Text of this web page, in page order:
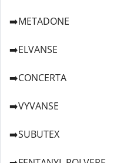
➡️METADONE
➡️ELVANSE
➡️CONCERTA
➡️VYVANSE
➡️SUBUTEX